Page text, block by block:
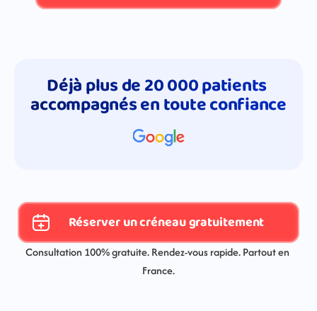
Déjà plus de 20 000 patients
accompagnés en toute confiance
Réserver un créneau gratuitement
Consultation 100% gratuite. Rendez-vous rapide. Partout en
France.